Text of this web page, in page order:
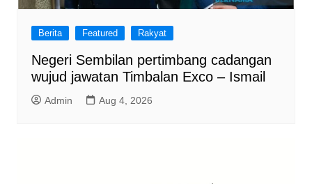
Berita Featured Rakyat
Negeri Sembilan pertimbang cadangan
wujud jawatan Timbalan Exco – Ismail
Admin Aug 4, 2026